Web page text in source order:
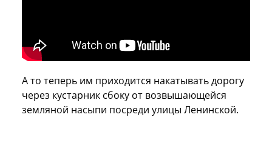
А то теперь им приходится накатывать дорогу
через кустарник сбоку от возвышающейся
земляной насыпи посреди улицы Ленинской.